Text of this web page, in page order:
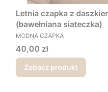
Letnia czapka z
(bawełniana siateczka)
PRODUCENT
MODNA CZAPKA
Cena
40,00 zł
Zobacz produkt